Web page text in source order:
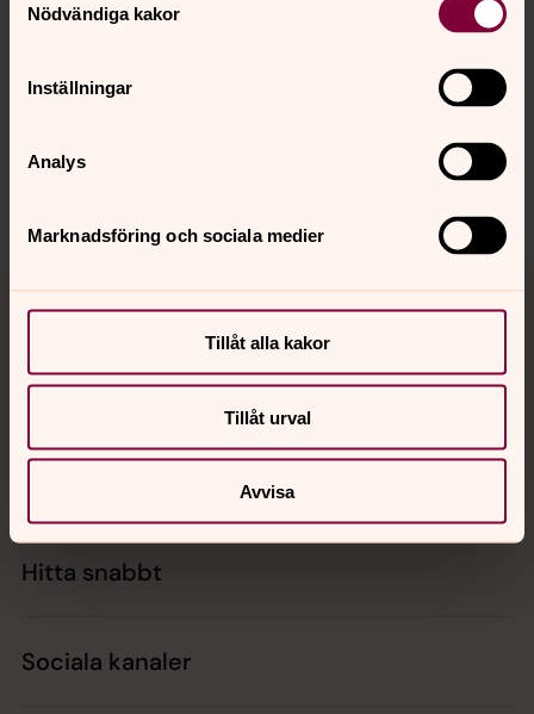
Nödvändiga kakor
Inställningar
Analys
Marknadsföring och sociala medier
Tillåt alla kakor
Tillåt urval
Avvisa
Senast ändrad 21 mars 2025
innehåll?
tomelillabygdens.forsamling@svenskakyrkan.se
Dela
Kontakt
Hitta snabbt
Sociala kanaler